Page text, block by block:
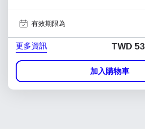
有效期限為
更多資訊 TWD
加入購物車